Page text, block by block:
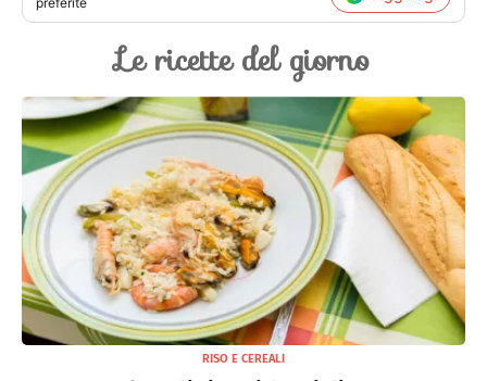
Le ricette del giorno
RISO E CEREALI